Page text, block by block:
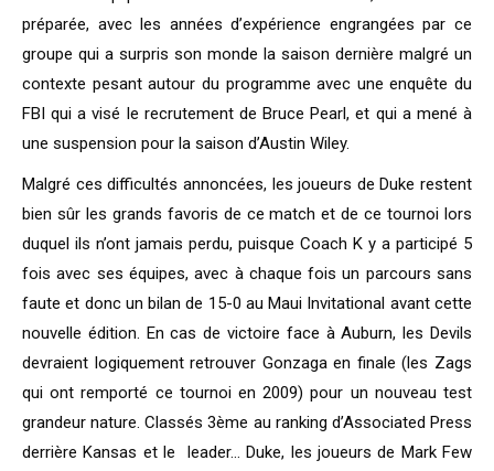
préparée, avec les années d’expérience engrangées par ce
groupe qui a surpris son monde la saison dernière malgré un
contexte pesant autour du programme avec une enquête du
FBI qui a visé le recrutement de Bruce Pearl, et qui a mené à
une suspension pour la saison d’Austin Wiley.
Malgré ces difficultés annoncées, les joueurs de Duke restent
bien sûr les grands favoris de ce match et de ce tournoi lors
duquel ils n’ont jamais perdu, puisque Coach K y a participé 5
fois avec ses équipes, avec à chaque fois un parcours sans
faute et donc un bilan de 15-0 au Maui Invitational avant cette
nouvelle édition. En cas de victoire face à Auburn, les Devils
devraient logiquement retrouver Gonzaga en finale (les Zags
qui ont remporté ce tournoi en 2009) pour un nouveau test
grandeur nature. Classés 3ème au ranking d’Associated Press
derrière Kansas et le
leader… Duke, les joueurs de Mark Few